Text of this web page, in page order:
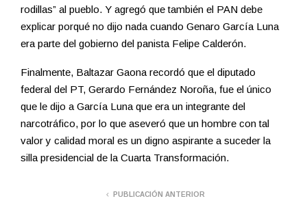
rodillas” al pueblo. Y agregó que también el PAN debe
explicar porqué no dijo nada cuando Genaro García Luna
era parte del gobierno del panista Felipe Calderón.
Finalmente, Baltazar Gaona recordó que el diputado
federal del PT, Gerardo Fernández Noroña, fue el único
que le dijo a García Luna que era un integrante del
narcotráfico, por lo que aseveró que un hombre con tal
valor y calidad moral es un digno aspirante a suceder la
silla presidencial de la Cuarta Transformación.
PUBLICACIÓN ANTERIOR